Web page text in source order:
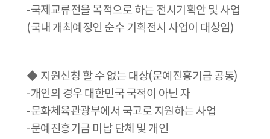
-국제교류전을 목적으로 하는 전시기획안 및 사업
(국내 개최예정인 순수 기획전시 사업이 대상임)
◆ 지원신청 할 수 없는 대상(문예진흥기금 공통)
-개인의 경우 대한민국 국적이 아닌 자
-문화체육관광부에서 국고로 지원하는 사업
-문예진흥기금 미납 단체 및 개인